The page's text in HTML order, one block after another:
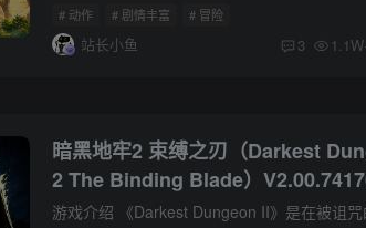
# 动作 # 剧情丰富 # 冒险
站长小鱼 3
暗黑地牢2 束缚之刃（Darkest
2 The Binding Blade）
DLC中文版 附yuzu模拟器 游戏本